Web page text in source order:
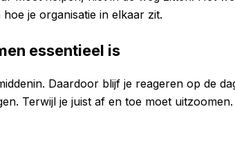
je organisatie in elkaar zit.
essentieel is
Daardoor blijf je reageren op de
Terwijl je juist af en toe moet uitzoomen.